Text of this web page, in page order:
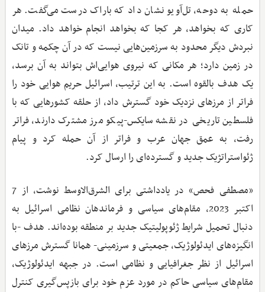
حمله به دوحه، تل‌آویو نشان داد که باراک درست می‌گفت. هر
کاری که بخواهد، هر کجا که بخواهد انجام خواهد داد. میدان
نبردش دیگر محدود به سرزمین‌هایی نیست که در آن چکمه و تانک
در زمین دارد؛ هر مکانی که نیروی هوایی‌اش بتواند به آن برسد،
یک هدف بالقوه است. به این ترتیب، اسرائیل حریم هوایی خود را
فراتر از مرزهای نزدیک خود گسترش داد، از حلقه کشورهایی که با
فلسطین تاریخی در نقشه سایکس-پیکو مرز مشترک دارند، فراتر
رفت، به عمق جهان عرب و فراتر از آن حمله کرد و پیام
ژئواستراتژیک جدید و گسترده‌ای را ارسال کرد.
«مصطفی فحص» در یادداشتی برای الشرق‌الاوسط نوشت، از 7
اکتبر 2023، مقام‌های سیاسی و فرماندهان نظامی اسرائیل به
دنبال تحمیل شرایط ژئوپولیتیک جدید بر منطقه بوده‌اند. هدف -با
انگیزه‌های ایدئولوژیک، جمعیتی و سرزمینی- همانا گسترش مرزهای
اسرائیل از نظر جغرافیایی و نظامی است. در جبهه ایدئولوژیک،
مقام‌های سیاسی حاکم در مورد عزم خود برای بازپس‌گیری کنترل